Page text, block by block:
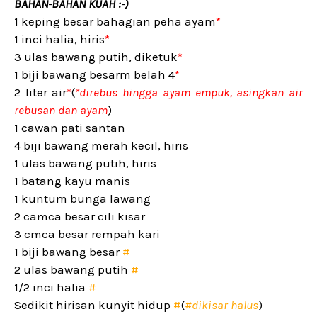
BAHAN-BAHAN KUAH :-)
1 keping besar bahagian peha ayam*
1 inci halia, hiris*
3 ulas bawang putih, diketuk*
1 biji bawang besarm belah 4*
2 liter air*(*direbus hingga ayam empuk, asingkan air
rebusan dan ayam)
1 cawan pati santan
4 biji bawang merah kecil, hiris
1 ulas bawang putih, hiris
1 batang kayu manis
1 kuntum bunga lawang
2 camca besar cili kisar
3 cmca besar rempah kari
1 biji bawang besar #
2 ulas bawang putih #
1/2 inci halia #
Sedikit hirisan kunyit hidup #(#dikisar halus)